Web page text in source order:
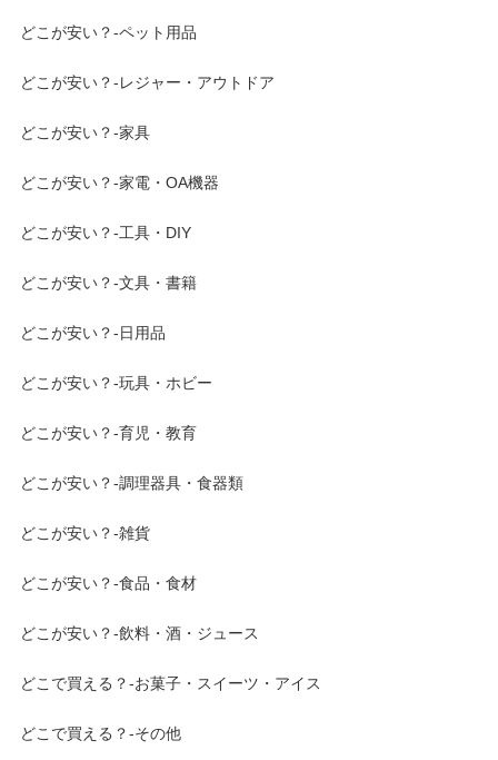
どこが安い？-ペット用品
どこが安い？-レジャー・アウトドア
どこが安い？-家具
どこが安い？-家電・OA機器
どこが安い？-工具・DIY
どこが安い？-文具・書籍
どこが安い？-日用品
どこが安い？-玩具・ホビー
どこが安い？-育児・教育
どこが安い？-調理器具・食器類
どこが安い？-雑貨
どこが安い？-食品・食材
どこが安い？-飲料・酒・ジュース
どこで買える？-お菓子・スイーツ・アイス
どこで買える？-その他